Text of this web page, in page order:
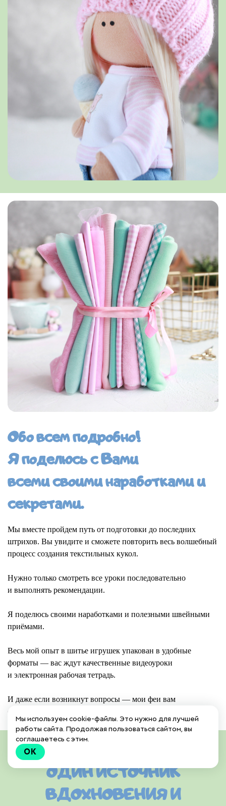
Обо всем подробно!
Я поделюсь с Вами
всеми своими наработками и
секретами.
Мы вместе пройдем путь от подготовки до последних
штрихов. Вы увидите и сможете повторить весь волшебный
процесс создания текстильных кукол.
Нужно только смотреть все уроки последовательно
и выполнять рекомендации.
Я поделюсь своими наработками и полезными швейными
приёмами.
Весь мой опыт в шитье игрушек упакован в удобные
форматы — вас ждут качественные видеоуроки
и электронная рабочая тетрадь.
И даже если возникнут вопросы — мои феи вам
обязательно помогут!
ЗДЕСЬ ВАС ЖДЕТ ЕЩЕ
ОДИН ИСТОЧНИК
ВДОХНОВЕНИЯ И
Мы используем cookie-файлы. Это нужно для лучшей
работы сайта. Продолжая пользоваться сайтом, вы
соглашаетесь с этим.
OK